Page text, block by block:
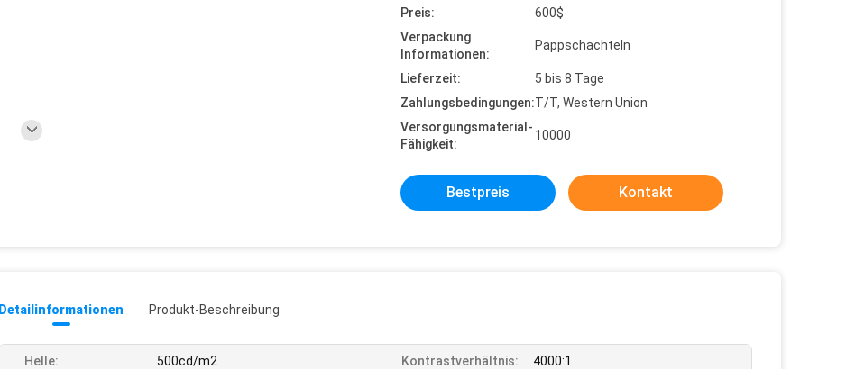
Preis:
600$
Verpackung
Informationen:
Pappschachteln
Lieferzeit:
5 bis 8 Tage
Zahlungsbedingungen:T/T, Western Union
Versorgungsmaterial-
Fähigkeit:
10000
Bestpreis Kontakt
Detailinformationen Produkt-Beschreibung
Helle: 500cd/m2 Kontrastverhältnis: 4000:1